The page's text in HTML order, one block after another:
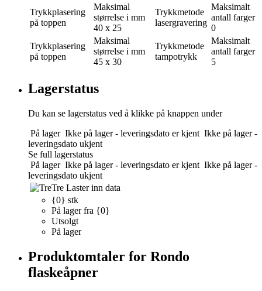
Trykkplasering
på toppen
Maksimal
størrelse i mm
40 x 25
Trykkmetode
lasergravering
Maksimalt
antall farger
0
Trykkplasering
på toppen
Maksimal
størrelse i mm
45 x 30
Trykkmetode
tampotrykk
Maksimalt
antall farger
5
Lagerstatus
Du kan se lagerstatus ved å klikke på knappen under
På lager Ikke på lager - leveringsdato er kjent Ikke på lager -
leveringsdato ukjent
Se full lagerstatus
På lager Ikke på lager - leveringsdato er kjent Ikke på lager -
leveringsdato ukjent
Tre Laster inn data
{0} stk
På lager fra {0}
Utsolgt
På lager
Produktomtaler for Rondo
flaskeåpner